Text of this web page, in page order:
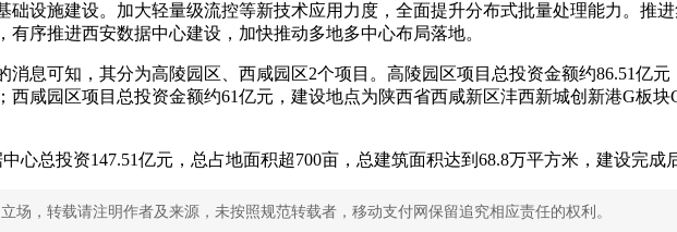
础设施建设。加大轻量级流控等新技术应用力度，全面提升分布式批量处理能力。推
序推进西安数据中心建设，加快推动多地多中心布局落地。
消息可知，其分为高陵园区、西咸园区2个项目。高陵园区项目总投资金额约86.51亿
西咸园区项目总投资金额约61亿元，建设地点为陕西省西咸新区沣西新城创新港G板
心总投资147.51亿元，总占地面积超700亩，总建筑面积达到68.8万平方米，建设完成
场，转载请注明作者及来源，未按照规范转载者，移动支付网保留追究相应责任的权利。